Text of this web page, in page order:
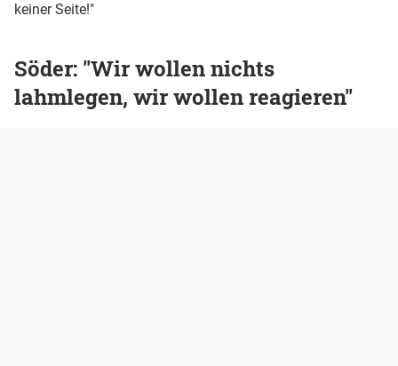
keiner Seite!"
Söder: "Wir wollen nichts
lahmlegen, wir wollen reagieren"